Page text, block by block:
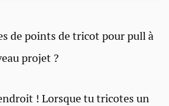
de points de tricot pour pull à
projet ?
! Lorsque tu tricotes un